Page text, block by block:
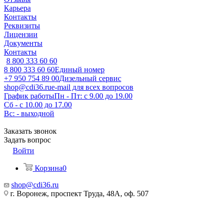
Карьера
Контакты
Реквизиты
Лицензии
Документы
Контакты
8 800 333 60 60
8 800 333 60 60Единый номер
+7 950 754 89 00Дизельный сервис
shop@cdi36.rue-mail для всех вопросов
График работыПн - Пт: с 9.00 до 19.00
Сб - с 10.00 до 17.00
Вс: - выходной
Заказать звонок
Задать вопрос
Войти
Корзина0
shop@cdi36.ru
г. Воронеж, проспект Труда, 48А, оф. 507